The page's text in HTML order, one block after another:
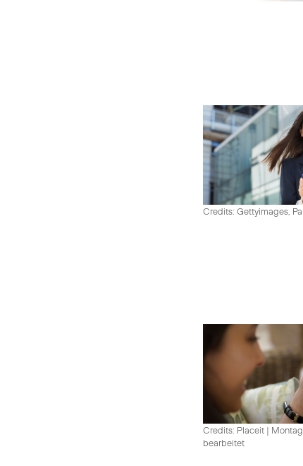
Credits: Gettyimages,
Credits: Placeit |
bearbeitet